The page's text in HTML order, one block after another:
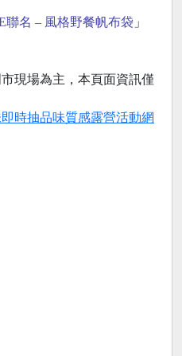
聯名 – 風格野餐帆布袋 」
現場為主，本頁面資訊僅
時抽品味質感露營活動網